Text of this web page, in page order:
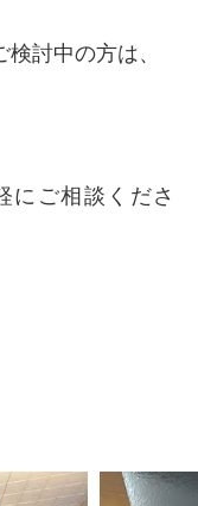
討中の方は、
にご相談くださ